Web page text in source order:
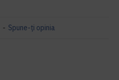
- Spune-ţi opinia